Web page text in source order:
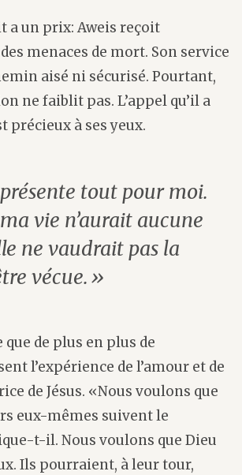
a un prix: Aweis reçoit
menaces de mort. Son service
aisé ni sécurisé. Pourtant,
ne faiblit pas. L’appel qu’il a
précieux à ses yeux.
tout pour moi.
vie n’aurait aucune
ne vaudrait pas la
vécue.»
de plus en plus de
l’expérience de l’amour et de
de Jésus. «Nous voulons que
eux-mêmes suivent le
t-il. Nous voulons que Dieu
Ils pourraient, à leur tour,